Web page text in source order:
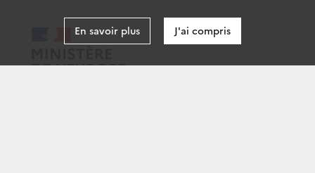
En savoir plus J'ai compris